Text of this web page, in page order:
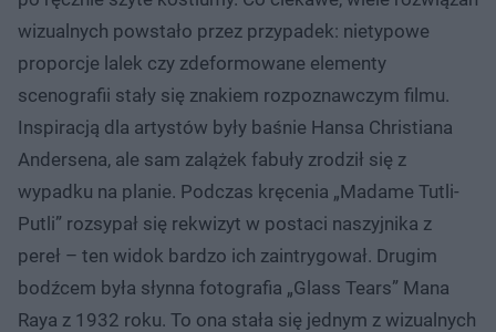
wizualnych powstało przez przypadek: nietypowe
proporcje lalek czy zdeformowane elementy
scenografii stały się znakiem rozpoznawczym filmu.
Inspiracją dla artystów były baśnie Hansa Christiana
Andersena, ale sam zalążek fabuły zrodził się z
wypadku na planie. Podczas kręcenia „Madame Tutli-
Putli” rozsypał się rekwizyt w postaci naszyjnika z
pereł – ten widok bardzo ich zaintrygował. Drugim
bodźcem była słynna fotografia „Glass Tears” Mana
Raya z 1932 roku. To ona stała się jednym z wizualnych